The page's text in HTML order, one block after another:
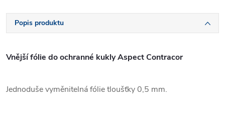
Popis produktu
Vnější fólie do ochranné kukly Aspect Contracor
Jednoduše vyměnitelná fólie tloušťky 0,5 mm.